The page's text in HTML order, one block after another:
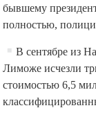
бывшему
полностью,
В сентябре из
Лиможе исчезли
стоимостью 6,5